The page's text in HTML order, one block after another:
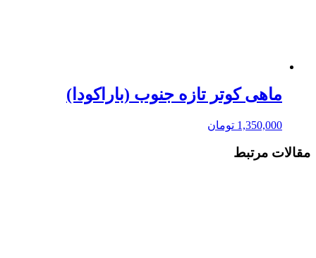
ماهی کوتر تازه جنوب (باراکودا)
1,350,000 تومان
مقالات مرتبط